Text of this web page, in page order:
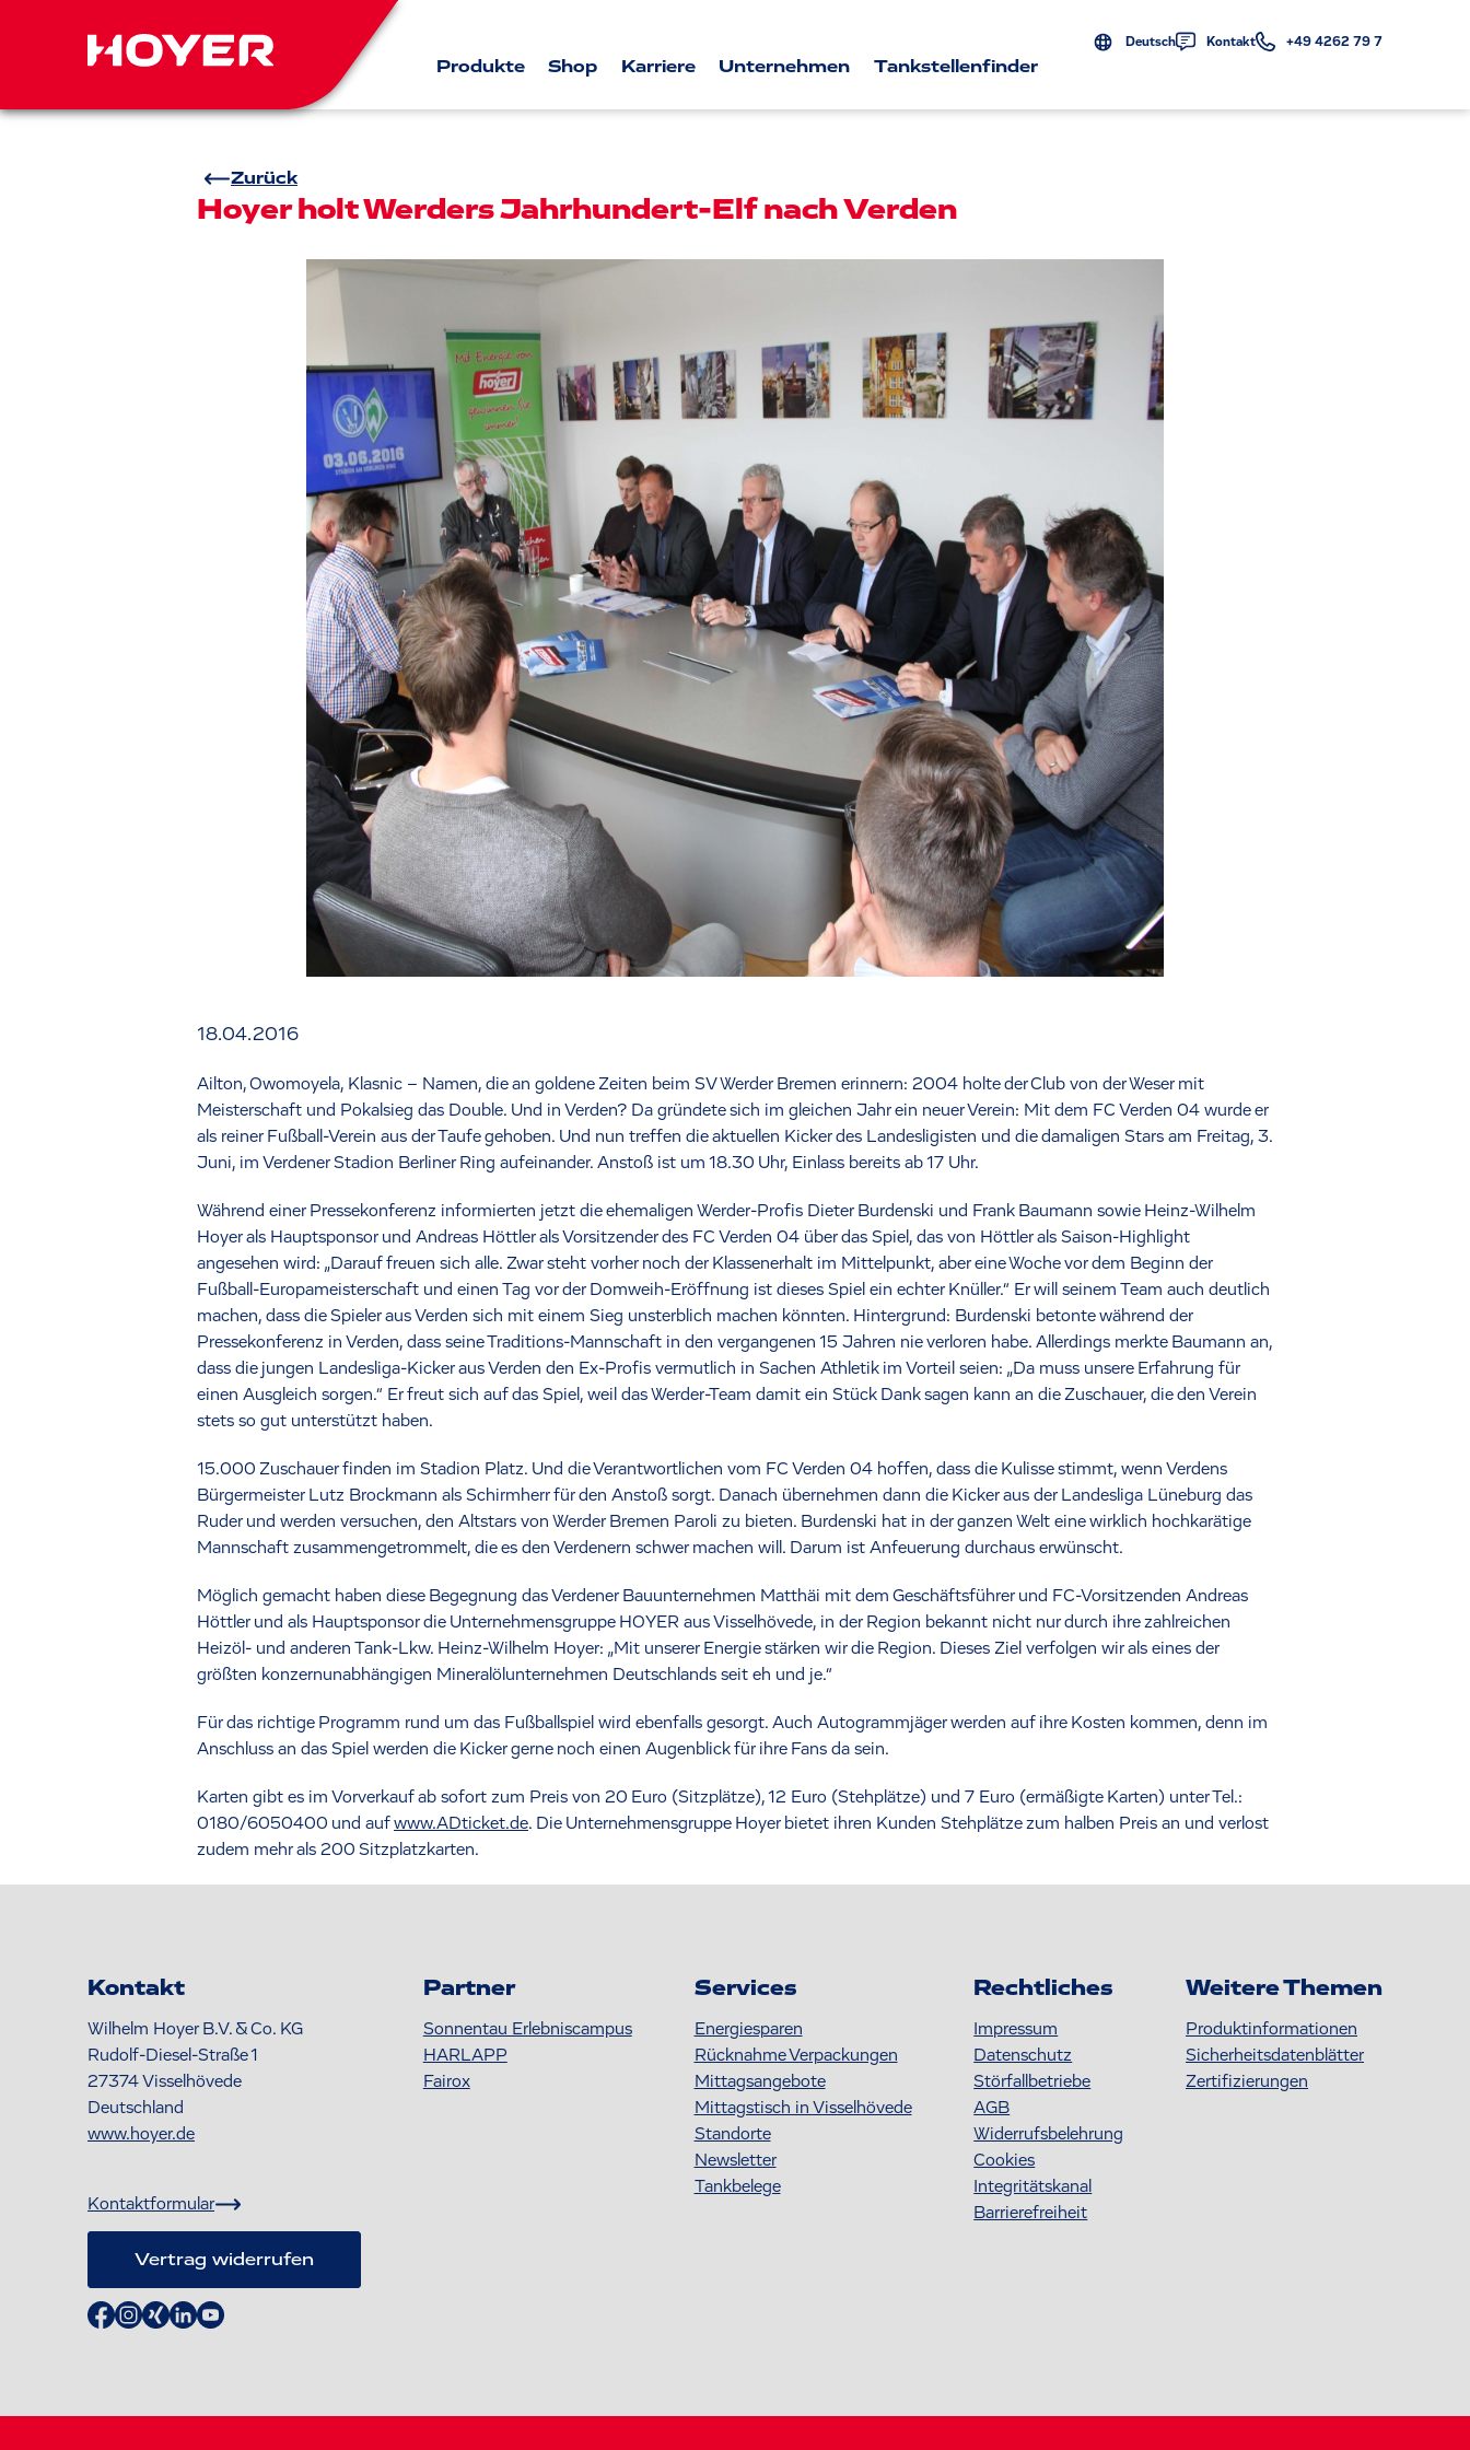
Deutsch Kontakt +49 4262 79 7
Produkte Shop Karriere Unternehmen Tankstellenfinder
Zurück
Hoyer holt Werders Jahrhundert-Elf nach Verden
18.04.2016
Ailton, Owomoyela, Klasnic – Namen, die an goldene Zeiten beim SV Werder Bremen erinnern: 2004 holte der Club von der Weser mit
Meisterschaft und Pokalsieg das Double. Und in Verden? Da gründete sich im gleichen Jahr ein neuer Verein: Mit dem FC Verden 04 wurde er
als reiner Fußball-Verein aus der Taufe gehoben. Und nun treffen die aktuellen Kicker des Landesligisten und die damaligen Stars am Freitag, 3.
Juni, im Verdener Stadion Berliner Ring aufeinander. Anstoß ist um 18.30 Uhr, Einlass bereits ab 17 Uhr.
Während einer Pressekonferenz informierten jetzt die ehemaligen Werder-Profis Dieter Burdenski und Frank Baumann sowie Heinz-Wilhelm
Hoyer als Hauptsponsor und Andreas Höttler als Vorsitzender des FC Verden 04 über das Spiel, das von Höttler als Saison-Highlight
angesehen wird: „Darauf freuen sich alle. Zwar steht vorher noch der Klassenerhalt im Mittelpunkt, aber eine Woche vor dem Beginn der
Fußball-Europameisterschaft und einen Tag vor der Domweih-Eröffnung ist dieses Spiel ein echter Knüller.“ Er will seinem Team auch deutlich
machen, dass die Spieler aus Verden sich mit einem Sieg unsterblich machen könnten. Hintergrund: Burdenski betonte während der
Pressekonferenz in Verden, dass seine Traditions-Mannschaft in den vergangenen 15 Jahren nie verloren habe. Allerdings merkte Baumann an,
dass die jungen Landesliga-Kicker aus Verden den Ex-Profis vermutlich in Sachen Athletik im Vorteil seien: „Da muss unsere Erfahrung für
einen Ausgleich sorgen.“ Er freut sich auf das Spiel, weil das Werder-Team damit ein Stück Dank sagen kann an die Zuschauer, die den Verein
stets so gut unterstützt haben.
15.000 Zuschauer finden im Stadion Platz. Und die Verantwortlichen vom FC Verden 04 hoffen, dass die Kulisse stimmt, wenn Verdens
Bürgermeister Lutz Brockmann als Schirmherr für den Anstoß sorgt. Danach übernehmen dann die Kicker aus der Landesliga Lüneburg das
Ruder und werden versuchen, den Altstars von Werder Bremen Paroli zu bieten. Burdenski hat in der ganzen Welt eine wirklich hochkarätige
Mannschaft zusammengetrommelt, die es den Verdenern schwer machen will. Darum ist Anfeuerung durchaus erwünscht.
Möglich gemacht haben diese Begegnung das Verdener Bauunternehmen Matthäi mit dem Geschäftsführer und FC-Vorsitzenden Andreas
Höttler und als Hauptsponsor die Unternehmensgruppe HOYER aus Visselhövede, in der Region bekannt nicht nur durch ihre zahlreichen
Heizöl- und anderen Tank-Lkw. Heinz-Wilhelm Hoyer: „Mit unserer Energie stärken wir die Region. Dieses Ziel verfolgen wir als eines der
größten konzernunabhängigen Mineralölunternehmen Deutschlands seit eh und je.“
Für das richtige Programm rund um das Fußballspiel wird ebenfalls gesorgt. Auch Autogrammjäger werden auf ihre Kosten kommen, denn im
Anschluss an das Spiel werden die Kicker gerne noch einen Augenblick für ihre Fans da sein.
Karten gibt es im Vorverkauf ab sofort zum Preis von 20 Euro (Sitzplätze), 12 Euro (Stehplätze) und 7 Euro (ermäßigte Karten) unter Tel.:
0180/6050400 und aufwww.ADticket.de. Die Unternehmensgruppe Hoyer bietet ihren Kunden Stehplätze zum halben Preis an und verlost
zudem mehr als 200 Sitzplatzkarten.
Kontakt
Wilhelm Hoyer B.V. & Co. KG
Rudolf-Diesel-Straße 1
27374Visselhövede
Deutschland
www.hoyer.de
Kontaktformular
Vertrag widerrufen
Partner
Sonnentau Erlebniscampus
HARLAPP
Fairox
Services
Energiesparen
Rücknahme Verpackungen
Mittagsangebote
Mittagstisch in Visselhövede
Standorte
Newsletter
Tankbelege
Rechtliches
Impressum
Datenschutz
Störfallbetriebe
AGB
Widerrufsbelehrung
Cookies
Integritätskanal
Barrierefreiheit
Weitere Themen
Produktinformationen
S icherheitsdatenblätter
Zertifizierungen